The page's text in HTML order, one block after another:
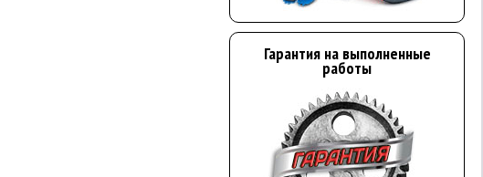
Гарантия на выполненные
работы